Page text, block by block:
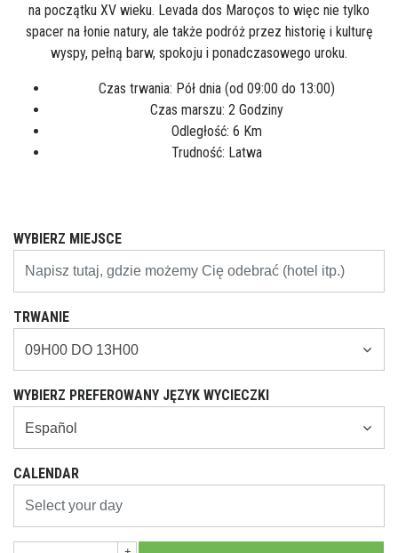
na początku XV wieku. Levada dos Maroços to więc nie tylko
spacer na łonie natury, ale także podróż przez historię i kulturę
wyspy, pełną barw, spokoju i ponadczasowego uroku.
Czas trwania: Pół dnia (od 09:00 do 13:00)
Czas marszu: 2 Godziny
Odległość: 6 Km
Trudność: Latwa
WYBIERZ MIEJSCE
TRWANIE
WYBIERZ PREFEROWANY JĘZYK WYCIECZKI
CALENDAR